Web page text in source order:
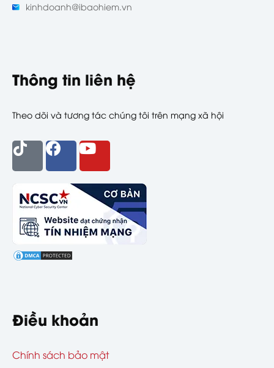
kinhdoanh@ibaohiem.vn
Thông tin liên hệ
Theo dõi và tương tác chúng tôi trên mạng xã hội
Điều khoản
Chính sách bảo mật